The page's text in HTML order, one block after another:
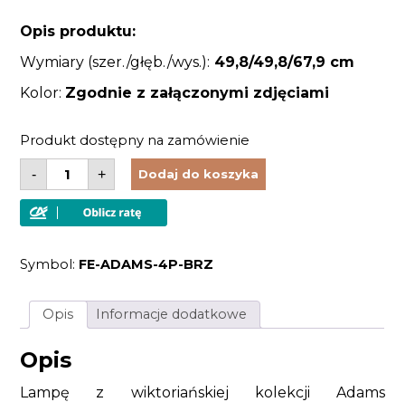
Opis produktu:
Wymiary (szer./głęb./wys.): 49,8/49,8/67,9 cm
Kolor: Zgodnie z załączonymi zdjęciami
Produkt dostępny na zamówienie
-
ilość
Lampa
w
stylu
VINTAGE
+ Dodaj do koszyka
Symbol: FE-ADAMS-4P-BRZ
Opis Informacje dodatkowe
Opis
Lampę z wiktoriańskiej kolekcji Adams